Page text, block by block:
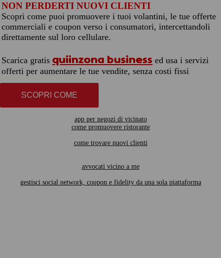
NON PERDERTI NUOVI CLIENTI
Scopri come puoi promuovere i tuoi volantini, le tue offerte
commerciali e coupon verso i consumatori, intercettandoli
direttamente sul loro cellulare.
Scarica gratis quiinzona business ed usa i servizi
offerti per aumentare le tue vendite, senza costi fissi
SCOPRI COME
app per negozi di vicinato
come promuovere ristorante
come trovare nuovi clienti
avvocati vicino a me
gestisci social network, coupon e fidelity da una sola piattaforma